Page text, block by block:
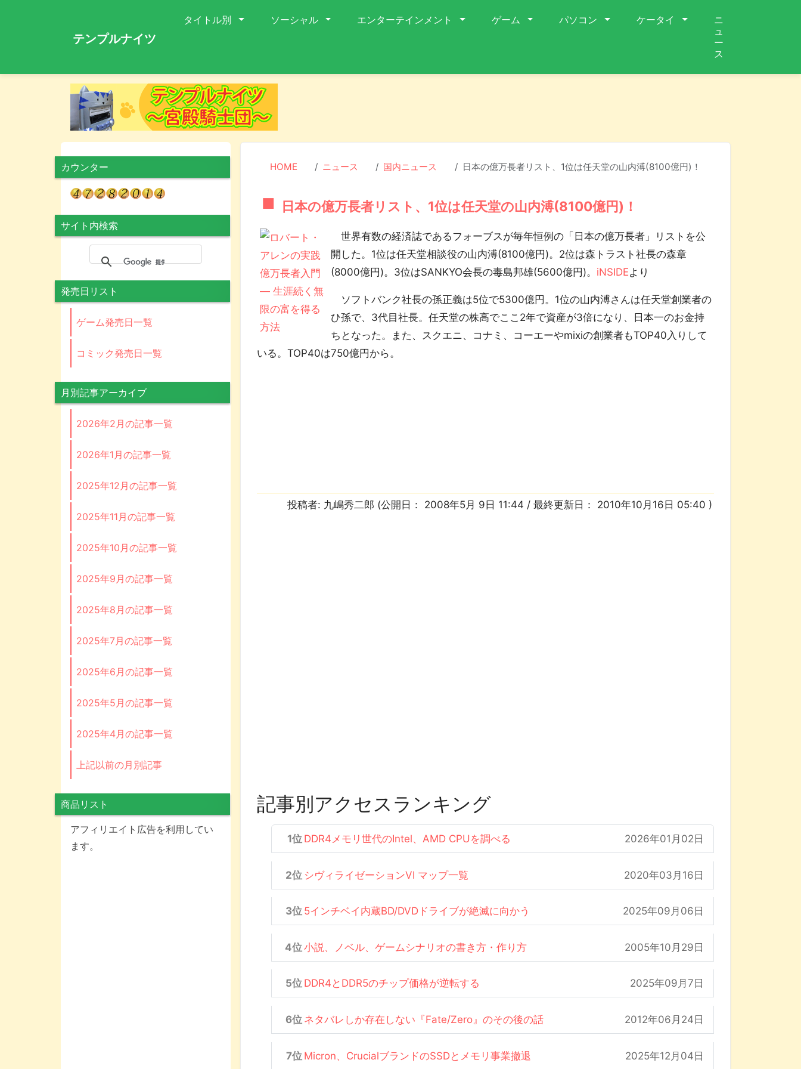
テンプルナイツ
タイトル別 ソーシャル エンターテインメント ゲーム パソコン ケータイ
ニ
ュ
ー
ス
HOME ニュース 国内ニュース 日本の億万長者リスト、1位は任天堂の山内溥(8100億円)！
日本の億万長者リスト、1位は任天堂の山内溥(8100億円)！
世界有数の経済誌であるフォーブスが毎年恒例の「日本の億万長者」リストを公
開した。1位は任天堂相談役の山内溥(8100億円)。2位は森トラスト社長の森章
(8000億円)。3位はSANKYO会長の毒島邦雄(5600億円)。 iNSIDEより
ソフトバンク社長の孫正義は5位で5300億円。1位の山内溥さんは任天堂創業者の
ひ孫で、3代目社長。任天堂の株高でここ2年で資産が3倍になり、日本一のお金持
ちとなった。また、スクエニ、コナミ、コーエーやmixiの創業者もTOP40入りして
いる。TOP40は750億円から。
投稿者: 九嶋秀二郎 (公開日： 2008年5月 9日 11:44 / 最終更新日： 2010年10月16日 05:40 )
記事別アクセスランキング
DDR4メモリ世代のIntel、AMD CPUを調べる 2026年01月02日
シヴィライゼーションVI マップ一覧 2020年03月16日
5インチベイ内蔵BD/DVDドライブが絶滅に向かう 2025年09月06日
小説、ノベル、ゲームシナリオの書き方・作り方 2005年10月29日
DDR4とDDR5のチップ価格が逆転する 2025年09月7日
ネタバレしか存在しない『Fate/Zero』のその後の話 2012年06月24日
Micron、CrucialブランドのSSDとメモリ事業撤退 2025年12月04日
カウンター
サイト内検索
発売日リスト
ゲーム発売日一覧
コミック発売日一覧
月別記事アーカイブ
2026年2月の記事一覧
2026年1月の記事一覧
2025年12月の記事一覧
2025年11月の記事一覧
2025年10月の記事一覧
2025年9月の記事一覧
2025年8月の記事一覧
2025年7月の記事一覧
2025年6月の記事一覧
2025年5月の記事一覧
2025年4月の記事一覧
上記以前の月別記事
商品リスト
アフィリエイト広告を利用してい
ます。